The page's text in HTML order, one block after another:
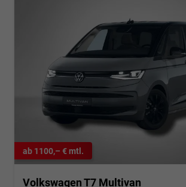
ab 1100,– € mtl.
Volkswagen T7 Multivan